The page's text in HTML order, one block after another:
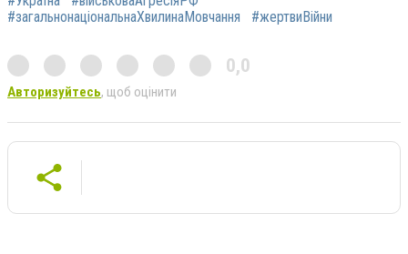
#загальнонаціональнаХвилинаМовчання
#жертвиВійни
0,0
Авторизуйтесь, щоб оцінити